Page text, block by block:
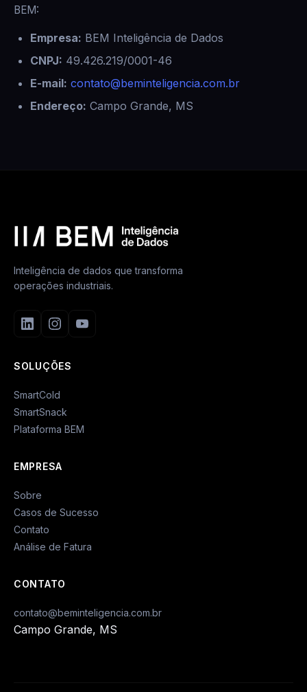
BEM:
Empresa: BEM Inteligência de Dados
CNPJ: 49.426.219/0001-46
E-mail: contato@beminteligencia.com.br
Endereço: Campo Grande, MS
Inteligência de dados que transforma
operações industriais.
SOLUÇÕES
SmartCold
SmartSnack
Plataforma BEM
EMPRESA
Sobre
Casos de Sucesso
Contato
Análise de Fatura
CONTATO
contato@beminteligencia.com.br
Campo Grande, MS